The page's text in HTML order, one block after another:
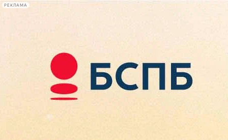
РЕКЛАМА
Сегодня:
2026.08.07
13:58
Афиша Plus